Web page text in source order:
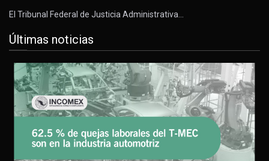
El Tribunal Federal de Justicia Administrativa…
Últimas noticias